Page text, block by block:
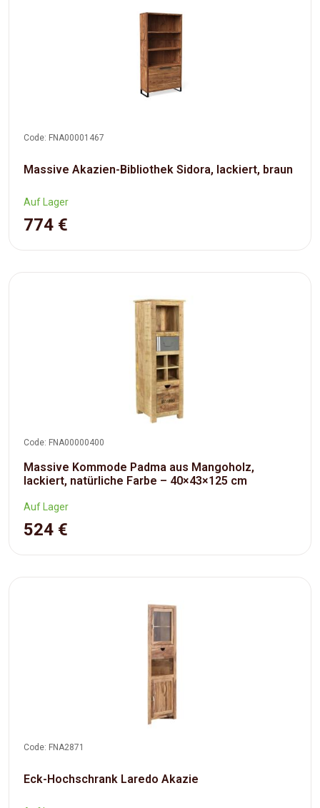
Code: FNA00001467
Massive Akazien-Bibliothek Sidora, lackiert, braun
Auf Lager
774 €
Code: FNA00000400
Massive Kommode Padma aus Mangoholz,
lackiert, natürliche Farbe – 40×43×125 cm
Auf Lager
524 €
Code: FNA2871
Eck-Hochschrank Laredo Akazie